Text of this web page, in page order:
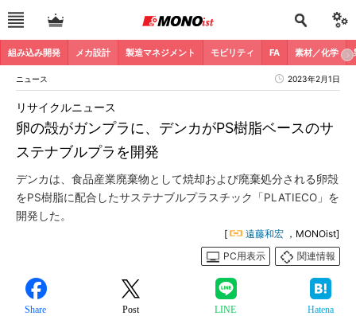
組み込み開発 メカ設計 製造マネジメント モビリティ FA 素材／化学
ニュース 2023年2月1日
卵の殻がガンプラに、デンカがPS樹脂ベースのサ
ステナブルプラを開発
リサイクルニュース
デンカは、食品産業廃棄物として焼却および廃棄処分される卵殻
をPS樹脂に配合したサステナブルプラスチック「PLATIECO」を
開発した。
[ 遠藤和宏 ，MONOist]
PC用表示
関連情報
Share Post LINE Hatena